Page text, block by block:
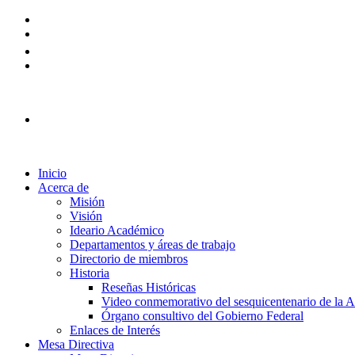
Inicio
Acerca de
Misión
Visión
Ideario Académico
Departamentos y áreas de trabajo
Directorio de miembros
Historia
Reseñas Históricas
Video conmemorativo del sesquicentenario de la
Órgano consultivo del Gobierno Federal
Enlaces de Interés
Mesa Directiva